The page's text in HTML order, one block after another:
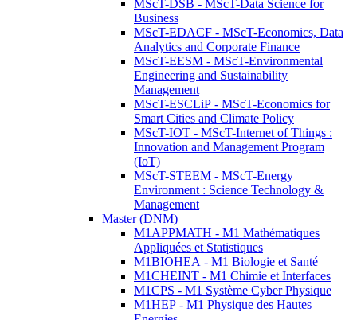
MScT-DSB - MScT-Data Science for
Business
MScT-EDACF - MScT-Economics, Data
Analytics and Corporate Finance
MScT-EESM - MScT-Environmental
Engineering and Sustainability
Management
MScT-ESCLiP - MScT-Economics for
Smart Cities and Climate Policy
MScT-IOT - MScT-Internet of Things :
Innovation and Management Program
(IoT)
MScT-STEEM - MScT-Energy
Environment : Science Technology &
Management
Master (DNM)
M1APPMATH - M1 Mathématiques
Appliquées et Statistiques
M1BIOHEA - M1 Biologie et Santé
M1CHEINT - M1 Chimie et Interfaces
M1CPS - M1 Système Cyber Physique
M1HEP - M1 Physique des Hautes